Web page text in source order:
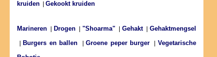
kruiden
Gekookt kruiden
Marineren Drogen "Shoarma" Gehakt|Gehaktmengsel
Burgers en ballen |Groene peper burger |Vegetarische